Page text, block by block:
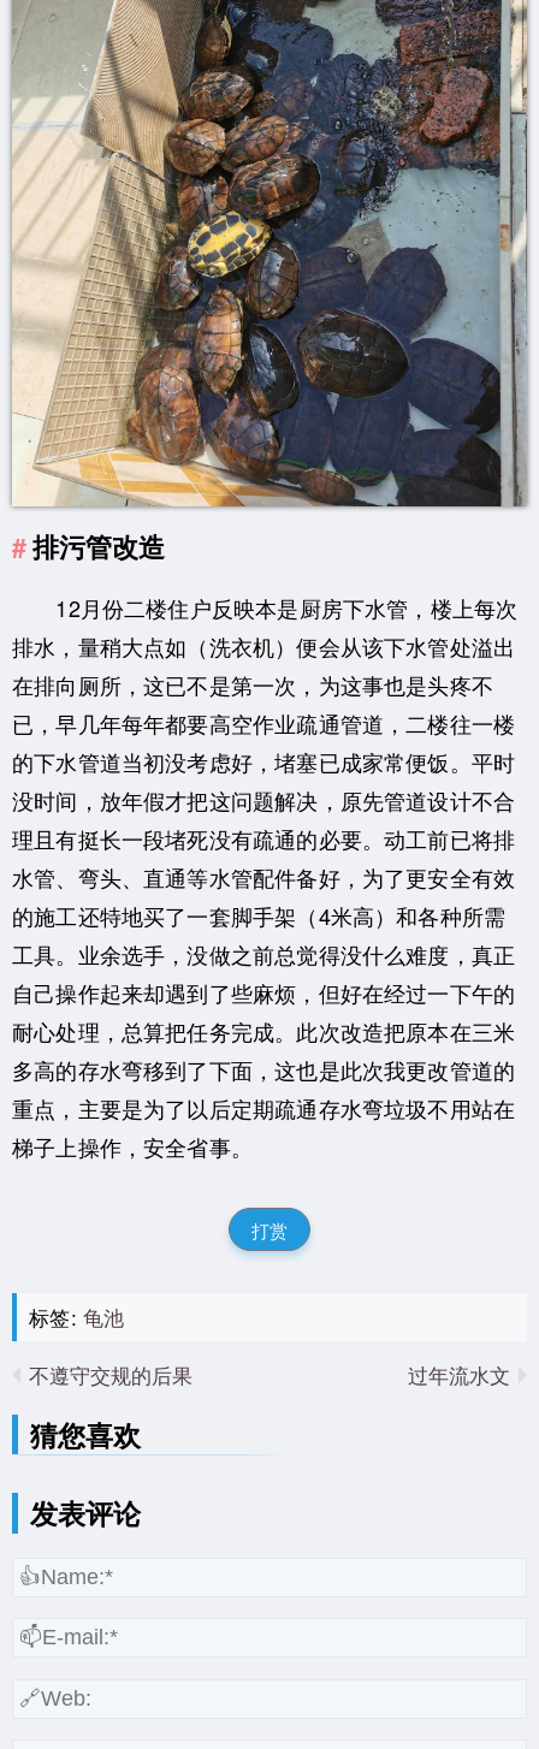
排污管改造
12月份二楼住户反映本是厨房下水管，楼上每次
排水，量稍大点如（洗衣机）便会从该下水管处溢出
在排向厕所，这已不是第一次，为这事也是头疼不
已，早几年每年都要高空作业疏通管道，二楼往一楼
的下水管道当初没考虑好，堵塞已成家常便饭。平时
没时间，放年假才把这问题解决，原先管道设计不合
理且有挺长一段堵死没有疏通的必要。动工前已将排
水管、弯头、直通等水管配件备好，为了更安全有效
的施工还特地买了一套脚手架（4米高）和各种所需
工具。业余选手，没做之前总觉得没什么难度，真正
自己操作起来却遇到了些麻烦，但好在经过一下午的
耐心处理，总算把任务完成。此次改造把原本在三米
多高的存水弯移到了下面，这也是此次我更改管道的
重点，主要是为了以后定期疏通存水弯垃圾不用站在
梯子上操作，安全省事。
打赏
标签: 龟池
不遵守交规的后果
过年流水文
猜您喜欢
发表评论